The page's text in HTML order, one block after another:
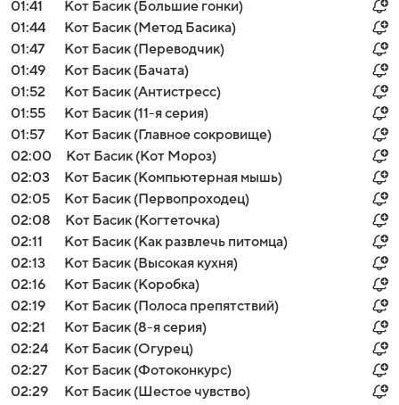
01:41
Кот Басик (Большие гонки)
01:44
Кот Басик (Метод Басика)
01:47
Кот Басик (Переводчик)
01:49
Кот Басик (Бачата)
01:52
Кот Басик (Антистресс)
01:55
Кот Басик (11-я серия)
01:57
Кот Басик (Главное сокровище)
02:00
Кот Басик (Кот Мороз)
02:03
Кот Басик (Компьютерная мышь)
02:05
Кот Басик (Первопроходец)
02:08
Кот Басик (Когтеточка)
02:11
Кот Басик (Как развлечь питомца)
02:13
Кот Басик (Высокая кухня)
02:16
Кот Басик (Коробка)
02:19
Кот Басик (Полоса препятствий)
02:21
Кот Басик (8-я серия)
02:24
Кот Басик (Огурец)
02:27
Кот Басик (Фотоконкурс)
02:29
Кот Басик (Шестое чувство)